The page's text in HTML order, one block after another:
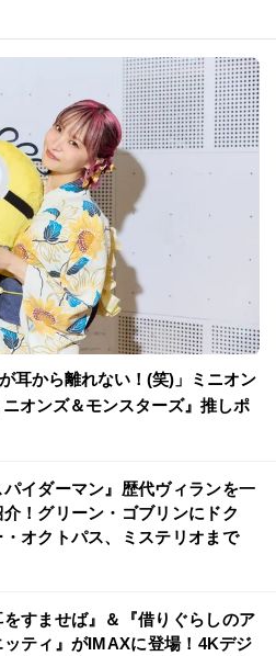
耳から離れない！(笑)」ミニオン
オンズ＆モンスターズ』推しポ
パイダーマン』歴代ヴィランを一
介！グリーン・ゴブリンにドク
・オクトパス、ミステリオまで
をすませば』＆『借りぐらしのア
ッティ』がIMAXに登場！4Kデジ